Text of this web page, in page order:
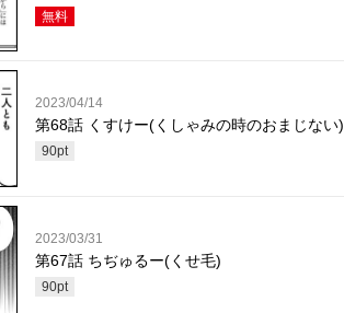
無料
2023/04/14
第68話 くすけー(くしゃみの時のおまじない)
90pt
2023/03/31
第67話 ちぢゅるー(くせ毛)
90pt